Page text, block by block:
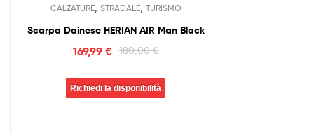
CALZATURE, STRADALE, TURISMO
Scarpa Dainese HERIAN AIR Man Black
180,00€
169,99€
Richiedi la disponibilità